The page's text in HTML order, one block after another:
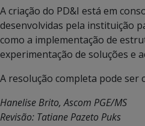
A criação do PD&I está em
desenvolvidas pela instituição
como a implementação de
experimentação de soluções e
A resolução completa pode ser
Hanelise Brito, Ascom PGE/MS
Revisão: Tatiane Pazeto Puks